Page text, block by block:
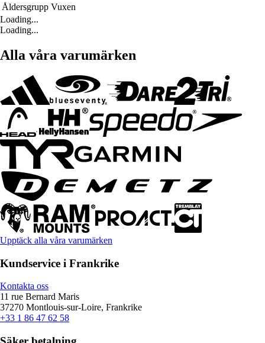
Åldersgrupp Vuxen
Loading...
Loading...
Alla våra varumärken
Upptäck alla våra varumärken
Kundservice i Frankrike
Kontakta oss
11 rue Bernard Maris
37270 Montlouis-sur-Loire, Frankrike
+33 1 86 47 62 58